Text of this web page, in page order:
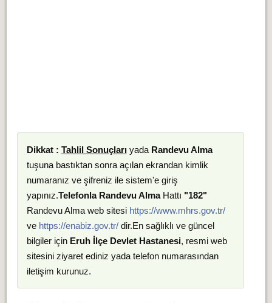
Dikkat : Tahlil Sonuçlarıyada Randevu Alma
tuşuna bastıktan sonra açılan ekrandan kimlik
numaranız ve şifreniz ile sistem'e giriş
yapınız.Telefonla Randevu AlmaHattı "182"
Randevu Alma web sitesi https://www.mhrs.gov.tr/
ve https://enabiz.gov.tr/dir.En sağlıklı ve güncel
bilgiler için Eruh İlçe Devlet Hastanesi, resmi web
sitesini ziyaret ediniz yada telefon numarasından
iletişim kurunuz.